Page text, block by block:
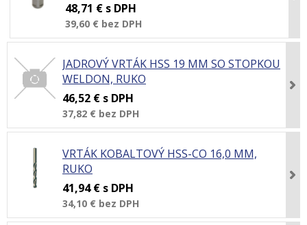
48,71 € s DPH
39,60 € bez DPH
JADROVÝ VRTÁK HSS 19 MM SO STOPKOU
WELDON, RUKO
46,52 € s DPH
37,82 € bez DPH
VRTÁK KOBALTOVÝ HSS-CO 16,0 MM,
RUKO
41,94 € s DPH
34,10 € bez DPH